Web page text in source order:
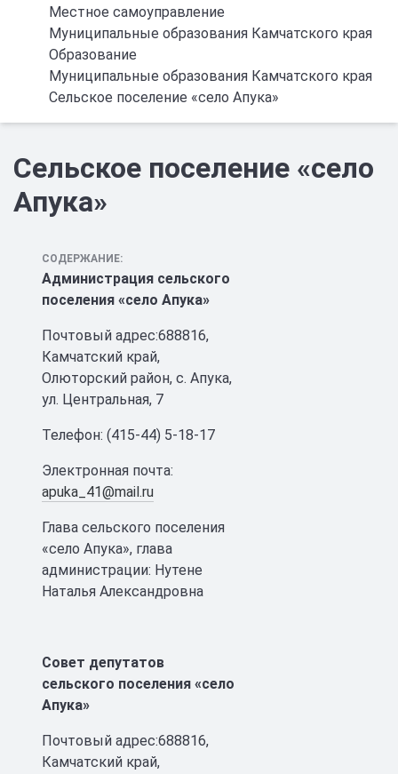
Местное самоуправление
Муниципальные образования Камчатского края
Образование
Муниципальные образования Камчатского края
Сельское поселение «село Апука»
Сельское поселение «село
Апука»
СОДЕРЖАНИЕ:
Администрация сельского
поселения «село Апука»
Почтовый адрес:688816,
Камчатский край,
Олюторский район, с. Апука,
ул. Центральная, 7
Телефон: (415-44) 5-18-17
Электронная почта:
apuka_41@mail.ru
Глава сельского поселения
«село Апука», глава
администрации: Нутене
Наталья Александровна
Совет депутатов
сельского поселения «село
Апука»
Почтовый адрес:688816,
Камчатский край,